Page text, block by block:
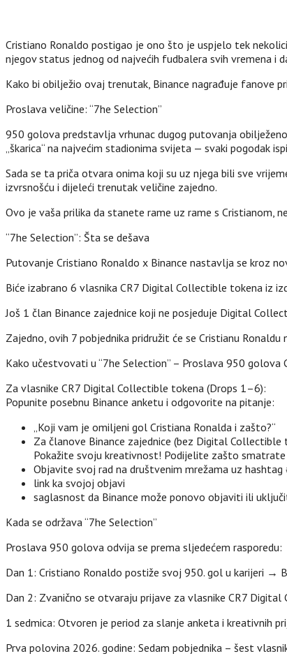
Cristiano Ronaldo postigao je ono što je uspjelo tek
njegov status jednog od najvećih fudbalera svih vremena i
Kako bi obilježio ovaj trenutak, Binance nagrađuje fanove
Proslava veličine: “7he Selection”
950 golova predstavlja vrhunac dugog putovanja
„škarica“ na najvećim stadionima svijeta — svaki pogodak
Sada se ta priča otvara onima koji su uz njega bili sve
izvrsnošću i dijeleći trenutak veličine zajedno.
Ovo je vaša prilika da stanete rame uz rame s Cristianom,
“7he Selection”: Šta se dešava
Putovanje Cristiano Ronaldo x Binance nastavlja se kroz
Biće izabrano 6 vlasnika CR7 Digital Collectible tokena iz
Još 1 član Binance zajednice koji ne posjeduje Digital
Zajedno, ovih 7 pobjednika pridružit će se Cristianu
Kako učestvovati u “7he Selection” – Proslava 950 golova
Za vlasnike CR7 Digital Collectible tokena (Drops 1–6):
Popunite posebnu Binance anketu i odgovorite na pitanje:
„Koji vam je omiljeni gol Cristiana Ronalda i zašto?“
Za članove Binance zajednice (bez Digital Collectible
Pokažite svoju kreativnost! Podijelite zašto smatrate
Objavite svoj rad na društvenim mrežama uz
link ka svojoj objavi
saglasnost da Binance može ponovo objaviti ili
Kada se održava “7he Selection”
Proslava 950 golova odvija se prema sljedećem rasporedu:
Dan 1: Cristiano Ronaldo postiže svoj 950. gol u karijeri →
Dan 2: Zvanično se otvaraju prijave za vlasnike CR7
1 sedmica: Otvoren je period za slanje anketa i kreativnih
Prva polovina 2026. godine: Sedam pobjednika – šest